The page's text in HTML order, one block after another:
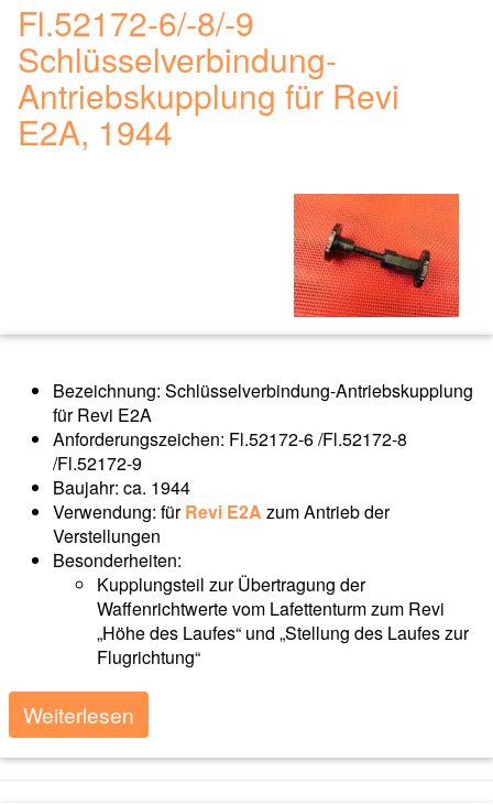
Fl.52172-6/-8/-9
Schlüsselverbindung-
Antriebskupplung für Revi
E2A, 1944
Bezeichnung: Schlüsselverbindung-Antriebskupplung
für Revi E2A
Anforderungszeichen: Fl.52172-6 /Fl.52172-8
/Fl.52172-9
Baujahr: ca. 1944
Verwendung: fürRevi E2A zum Antrieb der
Verstellungen
Besonderheiten:
Kupplungsteil zur Übertragung der
Waffenrichtwerte vom Lafettenturm zum Revi
„Höhe des Laufes“ und „Stellung des Laufes zur
Flugrichtung“
Weiterlesen